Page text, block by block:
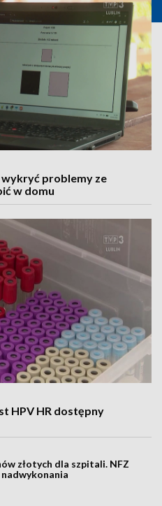
problemy ze
w domu
HPV HR dostępny
złotych dla szpitali. NFZ
nadwykonania